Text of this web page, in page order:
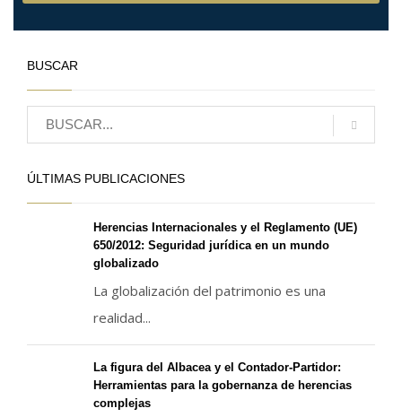
BUSCAR
ÚLTIMAS PUBLICACIONES
Herencias Internacionales y el Reglamento (UE)
650/2012: Seguridad jurídica en un mundo
globalizado
La globalización del patrimonio es una
realidad...
La figura del Albacea y el Contador-Partidor:
Herramientas para la gobernanza de herencias
complejas